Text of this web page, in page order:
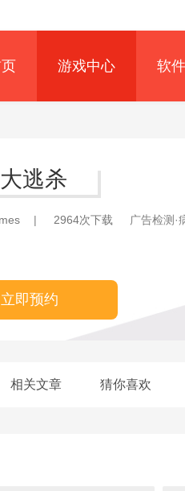
游戏中心 软
逃杀
| 2964次下载 广告检测·
立即预约
相关文章 猜你喜欢